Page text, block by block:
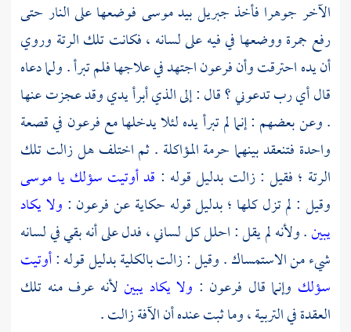
الآخر جوهرا فأخذجبريلبيدموسى فوضعها على النار حتى
رفع جمرة ووضعها في فيه على لسانه ، فكانت تلك الرتة وروي
أن يده احترقت وأنفرعوناجتهد في علاجها فلم تبرأ . ولما دعاه
قال أي رب تدعوني ؟ قال : إلى الذي أبرأ يدي وقد عجزت عنها
. وعن بعضهم : إنما لم تبرأ يده لئلا يدخلها معفرعون في قصعة
واحدة فتنعقد بينهما حرمة المؤاكلة . ثم اختلف هل زالت تلك
الرتة ؛ فقيل : زالت بدليل قوله : قد أوتيت سؤلك يا موسى
وقيل : لم تزل كلها ؛ بدليل قوله حكاية عنفرعون : ولا يكاد
يبين. ولأنه لم يقل : احلل كل لساني ، فدل على أنه بقي في لسانه
شيء من الاستمساك . وقيل : زالت بالكلية بدليل قوله :أوتيت
سؤلك وإنما قال فرعون : ولا يكاد يبين لأنه عرف منه تلك
العقدة في التربية ، وما ثبت عنده أن الآفة زالت .